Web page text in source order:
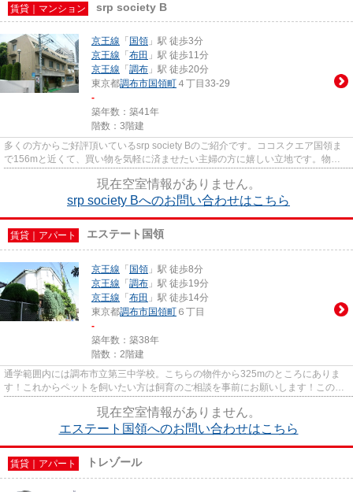
賃貸｜マンション srp society B
京王線 「 国領 」駅 徒歩3分
京王線 「 布田 」駅 徒歩11分
京王線 「 調布 」駅 徒歩20分
東京都調布市国領町 ４丁目33-29
-
築年数：築41年
階数：3階建
多くの方からご好評頂いているsrp society Bのご紹介です。ココスクエア国領ま
で156mと近くて、買い物を気軽に済ませたい主婦の方に嬉しい立地です。物件
現在空室情報がありません。
srp society Bへのお問い合わせはこちら
賃貸｜アパート エステート国領
京王線 「 国領 」駅 徒歩8分
京王線 「 調布 」駅 徒歩19分
京王線 「 布田 」駅 徒歩14分
東京都調布市国領町 ６丁目
-
築年数：築38年
階数：2階建
通学範囲内には調布市立第三中学校。こちらの物件から325mのところにありま
す！これからペットを飼いたい方は飼育のご相談を事前にお願いします！この物
現在空室情報がありません。
エステート国領へのお問い合わせはこちら
賃貸｜アパート トレゾール